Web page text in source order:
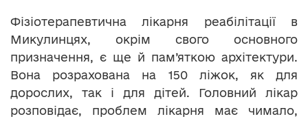
Фізіотерапевтична лікарня реабілітації в
Микулинцях, окрім свого основного
призначення, є ще й пам’яткою архітектури.
Вона розрахована на 150 ліжок, як для
дорослих, так і для дітей. Головний лікар
розповідає, проблем лікарня має чимало,